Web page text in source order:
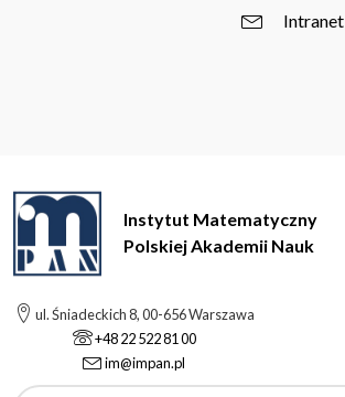
Intranet
Instytut Matematyczny
Polskiej Akademii Nauk
ul. Śniadeckich 8, 00-656 Warszawa
+48 22 522 81 00
im@impan.pl
Szukaj